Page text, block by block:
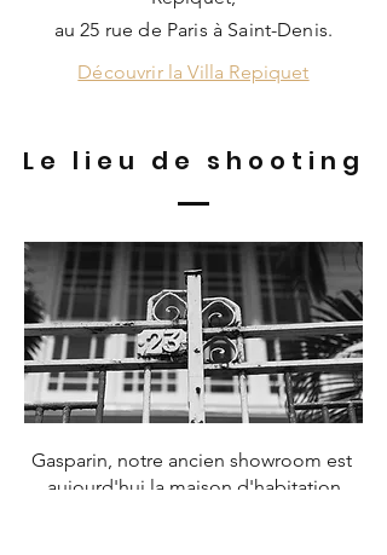
au 25 rue de Paris à Saint-Denis.
Découvrir la Villa Repiquet
Le lieu de shooting
Gasparin, notre ancien showroom est
aujourd'hui la maison d'habitation